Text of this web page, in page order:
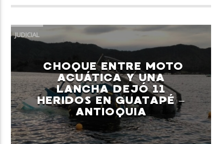
JUDICIAL
CHOQUE ENTRE MOTO
ACUÁTICA Y UNA
LANCHA DEJÓ 11
HERIDOS EN GUATAPÉ –
ANTIOQUIA